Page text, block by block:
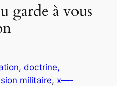
garde à vous
doctrine,
militaire, x—-